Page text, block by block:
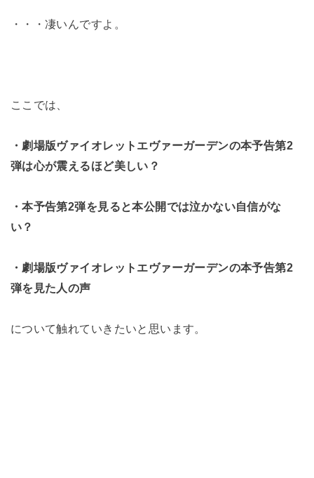
・・・凄いんですよ。
ここでは、
・劇場版ヴァイオレットエヴァーガーデンの本予告第2
弾は心が震えるほど美しい？
・本予告第2弾を見ると本公開では泣かない自信がな
い？
・劇場版ヴァイオレットエヴァーガーデンの本予告第2
弾を見た人の声
について触れていきたいと思います。